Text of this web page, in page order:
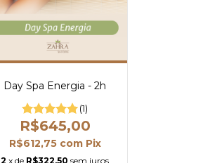
Day Spa Energia - 2h
(1)
R$645,00
R$612,75 com Pix
2 x de R$322,50 sem juros